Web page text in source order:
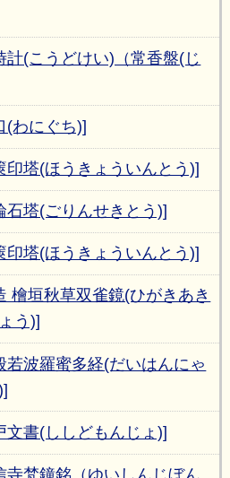
計(こうどけい)（常香盤(じ
(わにぐち)]
印塔(ほうきょういんとう)]
石塔(ごりんせきとう)]
印塔(ほうきょういんとう)]
檜垣秋草双雀鏡(ひがきあき
う)]
若波羅蜜多経(だいはんにゃ
文書(ししどもんじょ)]
寺梵鐘銘（ゆいしんじぼん